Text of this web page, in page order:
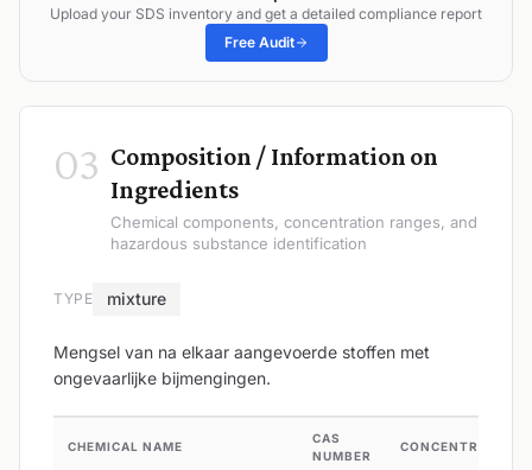
Upload your SDS inventory and get a detailed compliance report
Free Audit
03 Composition / Information on
Ingredients
Chemical components, concentration ranges, and
hazardous substance identification
TYPE mixture
Mengsel van na elkaar aangevoerde stoffen met
ongevaarlijke bijmengingen.
CHEMICAL NAME
CAS
NUMBER
CONCENTRATION